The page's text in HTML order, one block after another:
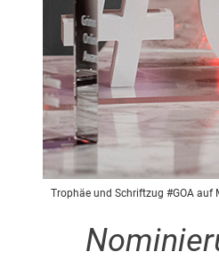
Trophäe und Schriftzug #GOA